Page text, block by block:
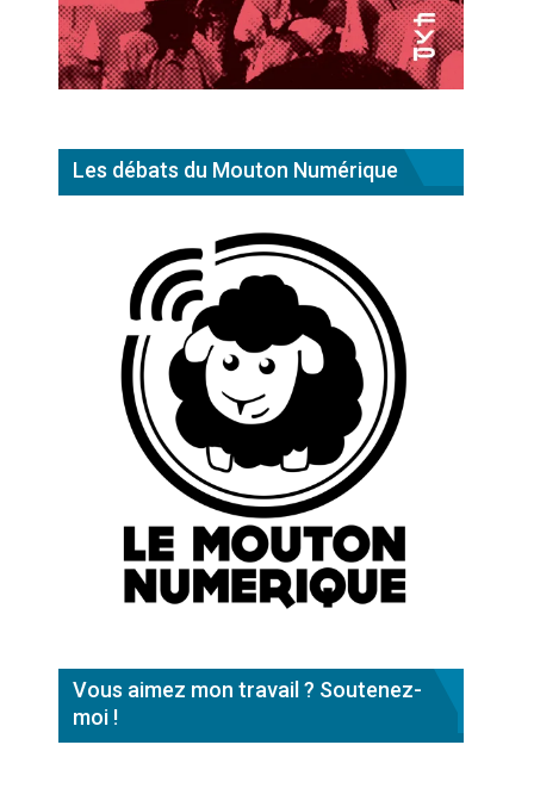
Les débats du Mouton Numérique
Vous aimez mon travail ? Soutenez-
moi !